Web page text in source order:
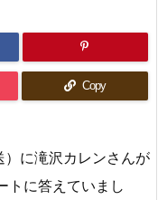
Copy
）に滝沢カレンさんが
トに答えていまし